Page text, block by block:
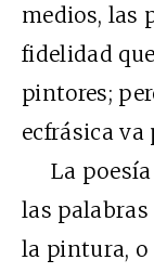
medios, las
fidelidad
pintores;
ecfrásica va
La poesía
las palabras
la pintura, o